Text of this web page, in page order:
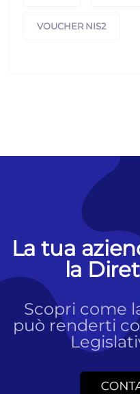
VOUCHER NIS2
La tua
la
Scopri come
può renderti